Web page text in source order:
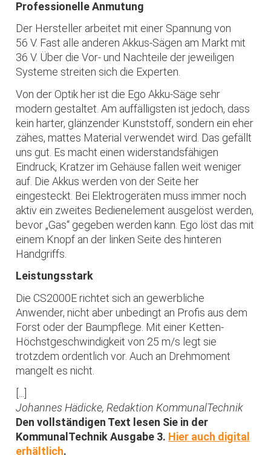
Professionelle Anmutung
Der Hersteller arbeitet mit einer Spannung von
56 V. Fast alle anderen Akkus-Sägen am Markt mit
36 V. Über die Vor- und Nachteile der jeweiligen
Systeme streiten sich die Experten.
Von der Optik her ist die Ego Akku-Säge sehr
modern gestaltet. Am auffälligsten ist jedoch, dass
kein harter, glänzender Kunststoff, sondern ein eher
zähes, mattes Material verwendet wird. Das gefällt
uns gut. Es macht einen widerstandsfähigen
Eindruck, Kratzer im Gehäuse fallen weit weniger
auf. Die Akkus werden von der Seite her
eingesteckt. Bei Elektrogeräten muss immer noch
aktiv ein zweites Bedienelement ausgelöst werden,
bevor „Gas“ gegeben werden kann. Ego löst das mit
einem Knopf an der linken Seite des hinteren
Handgriffs.
Leistungsstark
Die CS2000E richtet sich an gewerbliche
Anwender, nicht aber unbedingt an Profis aus dem
Forst oder der Baumpflege. Mit einer Ketten-
Höchstgeschwindigkeit von 25 m/s legt sie
trotzdem ordentlich vor. Auch an Drehmoment
mangelt es nicht.
[...]
Johannes Hädicke, Redaktion KommunalTechnik
Den vollständigen Text lesen Sie in der
KommunalTechnik Ausgabe 3. Hier auch digital
erhältlich.